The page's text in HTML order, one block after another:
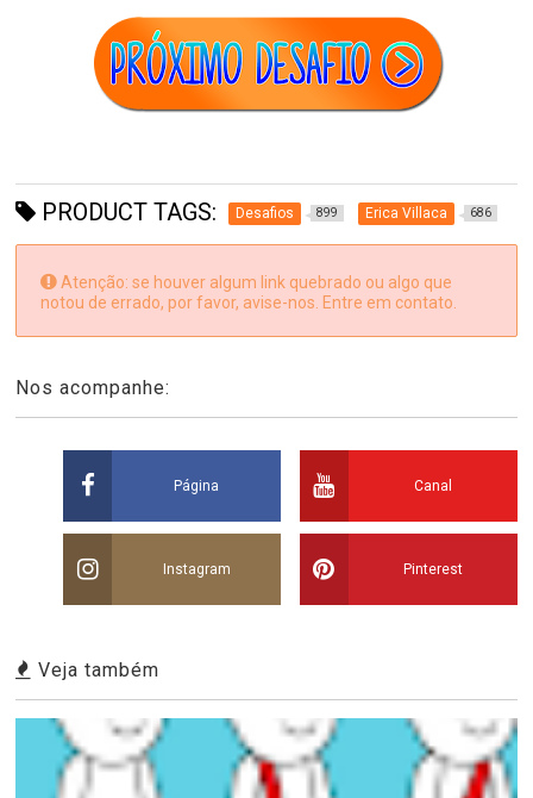
PRODUCT TAGS: Desafios 899 Erica Villaca 686
Atenção: se houver algum link quebrado ou algo que
notou de errado, por favor, avise-nos. Entre em contato.
Nos acompanhe:
Página Canal
Instagram Pinterest
Veja também